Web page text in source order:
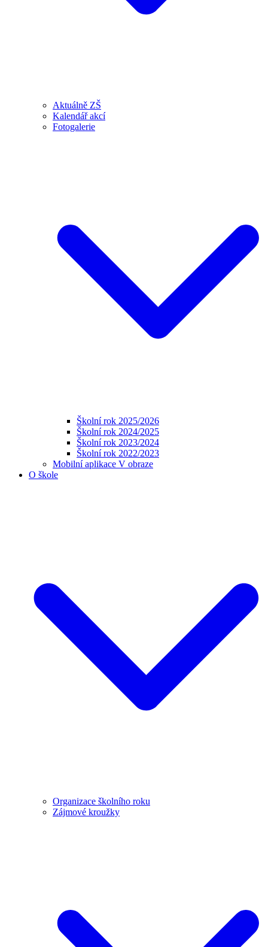
Aktuálně ZŠ
Kalendář akcí
Fotogalerie
Školní rok 2025/2026
Školní rok 2024/2025
Školní rok 2023/2024
Školní rok 2022/2023
Mobilní aplikace V obraze
O škole
Organizace školního roku
Zájmové kroužky